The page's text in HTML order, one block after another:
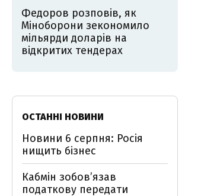
Федоров розповів, як
Міноборони зекономило
мільярди доларів на
відкритих тендерах
ОСТАННІ НОВИНИ
Новини 6 серпня: Росія
нищить бізнес
Кабмін зобовʼязав
податкову передати